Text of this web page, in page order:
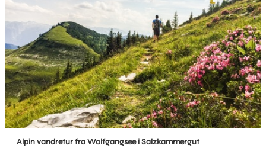
Alpin vandretur fra Wolfgangsee i Salzkammergut